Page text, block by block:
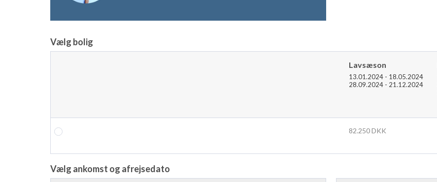
Vælg bolig
Lavsæson
13.01.2024 - 18.05.2024
28.09.2024 - 21.12.2024
82.250 DKK
Vælg ankomst og afrejsedato